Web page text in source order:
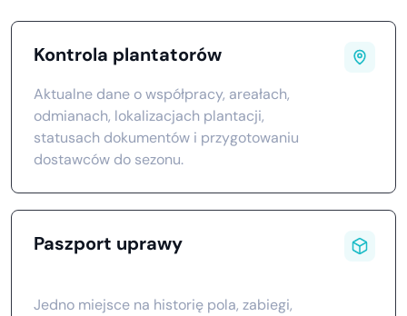
Kontrola plantatorów
Aktualne dane o współpracy, areałach,
odmianach, lokalizacjach plantacji,
statusach dokumentów i przygotowaniu
dostawców do sezonu.
Paszport uprawy
Jedno miejsce na historię pola, zabiegi,